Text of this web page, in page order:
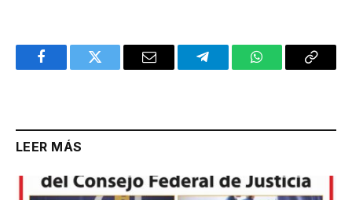
FacebookTwitter Email TelegramWhatsAppCopy
LEER MÁS